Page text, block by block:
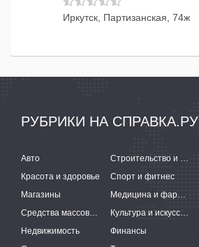
Иркутск, Партизанская, 74ж
РУБРИКИ НА СПРАВКА.РУ
Авто Строительство и ремонт
Красота и здоровье
Спорт и фитнес
Магазины
Медицина и фармацевтика
Средства массовой информации
Культура и искусство
Недвижимость
Финансы